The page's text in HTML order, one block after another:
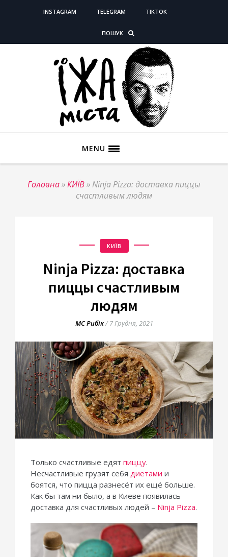
INSTAGRAM TELEGRAM TIKTOK
ПОШУК
MENU
Головна»КИЇВ» Ninja Pizza: доставка пиццы
счастливым людям
КИЇВ
Ninja Pizza: доставка
пиццы счастливым
людям
МС Рибік/7 Грудня, 2021
Только счастливые едят пиццу.
Несчастливые грузят себя диетами и
боятся, что пицца разнесёт их ещё больше.
Как бы там ни было, а в Киеве появилась
доставка для счастливых людей – Ninja Pizza.